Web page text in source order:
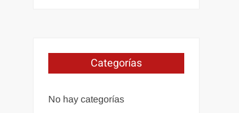
Categorías
No hay categorías